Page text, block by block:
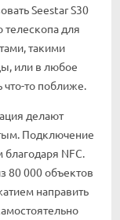
Seestar S30
телескопа для
такими
или в любое
что-то поближе.
делают
Подключение
NFC.
80 000 объектов
направить